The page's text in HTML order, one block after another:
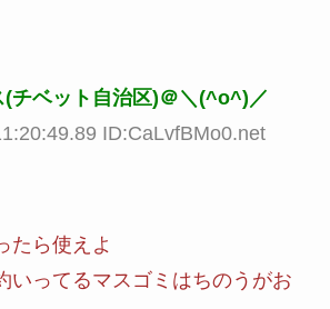
(チベット自治区)＠＼(^o^)／
ID:CaLvfBMo0.net
たら使えよ
いってるマスゴミはちのうがお